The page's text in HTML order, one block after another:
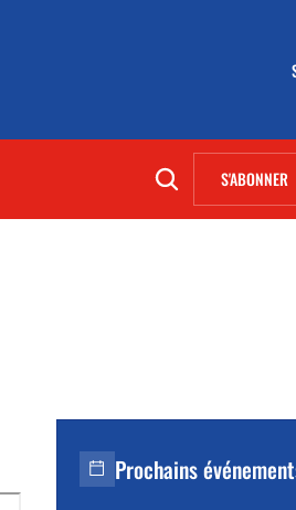
S'ABONNER
Prochains